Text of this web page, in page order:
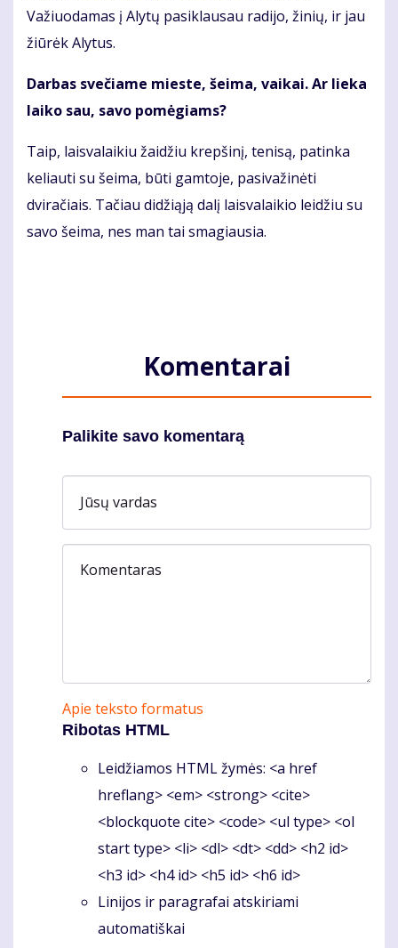
Važiuodamas į Alytų pasiklausau radijo, žinių, ir jau
žiūrėk Alytus.
Darbas svečiame mieste, šeima, vaikai. Ar lieka
laiko sau, savo pomėgiams?
Taip, laisvalaikiu žaidžiu krepšinį, tenisą, patinka
keliauti su šeima, būti gamtoje, pasivažinėti
dviračiais. Tačiau didžiąją dalį laisvalaikio leidžiu su
savo šeima, nes man tai smagiausia.
Komentarai
Palikite savo komentarą
Jūsų vardas
Komentaras
Apie teksto formatus
Ribotas HTML
Leidžiamos HTML žymės: <a href
hreflang> <em> <strong> <cite>
<blockquote cite> <code> <ul type> <ol
start type> <li> <dl> <dt> <dd> <h2 id>
<h3 id> <h4 id> <h5 id> <h6 id>
Linijos ir paragrafai atskiriami
automatiškai